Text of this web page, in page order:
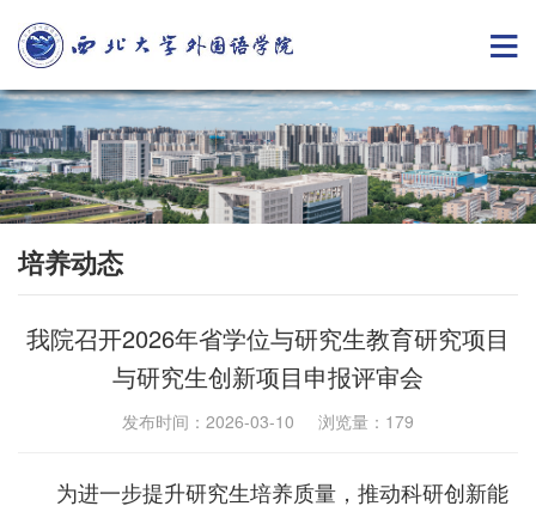
培养动态
我院召开2026年省学位与研究生教育研究项目
与研究生创新项目申报评审会
发布时间：2026-03-10 浏览量： 179
为进一步提升研究生培养质量，推动科研创新能